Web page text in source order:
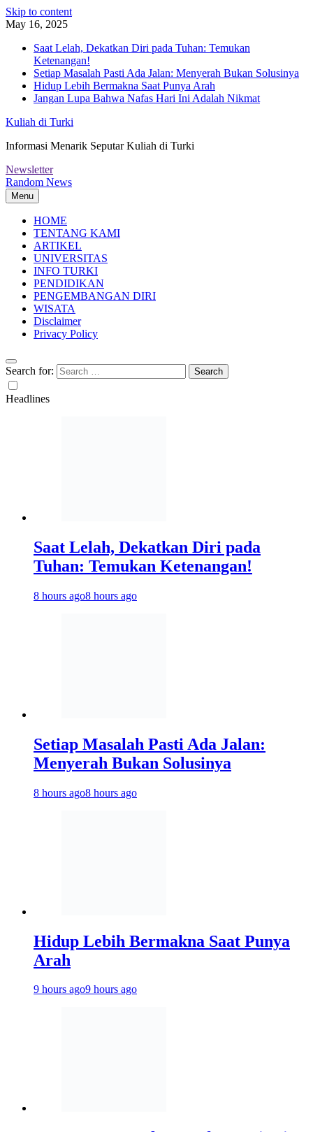
Skip to content
May 16, 2025
Saat Lelah, Dekatkan Diri pada Tuhan: Temukan
Ketenangan!
Setiap Masalah Pasti Ada Jalan: Menyerah Bukan Solusinya
Hidup Lebih Bermakna Saat Punya Arah
Jangan Lupa Bahwa Nafas Hari Ini Adalah Nikmat
Kuliah di Turki
Informasi Menarik Seputar Kuliah di Turki
Newsletter
Random News
Menu
HOME
TENTANG KAMI
ARTIKEL
UNIVERSITAS
INFO TURKI
PENDIDIKAN
PENGEMBANGAN DIRI
WISATA
Disclaimer
Privacy Policy
Search for:
Headlines
Saat Lelah, Dekatkan Diri pada
Tuhan: Temukan Ketenangan!
8 hours ago8 hours ago
Setiap Masalah Pasti Ada Jalan:
Menyerah Bukan Solusinya
8 hours ago8 hours ago
Hidup Lebih Bermakna Saat Punya
Arah
9 hours ago9 hours ago